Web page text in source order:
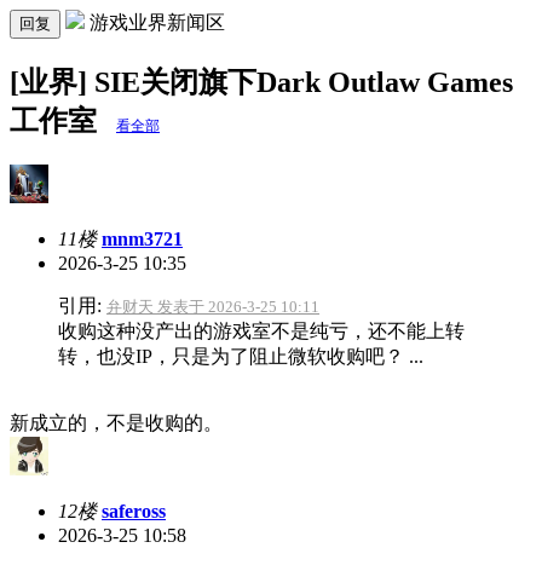
回复 游戏业界新闻区
[业界] SIE关闭旗下Dark Outlaw Games
工作室
看全部
11楼 mnm3721
2026-3-25 10:35
引用: 弁财天 发表于 2026-3-25 10:11
收购这种没产出的游戏室不是纯亏，还不能上转
转，也没IP，只是为了阻止微软收购吧？ ...
新成立的，不是收购的。
12楼 safeross
2026-3-25 10:58